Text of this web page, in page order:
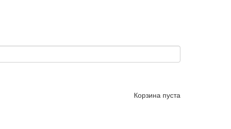
Корзина пуста